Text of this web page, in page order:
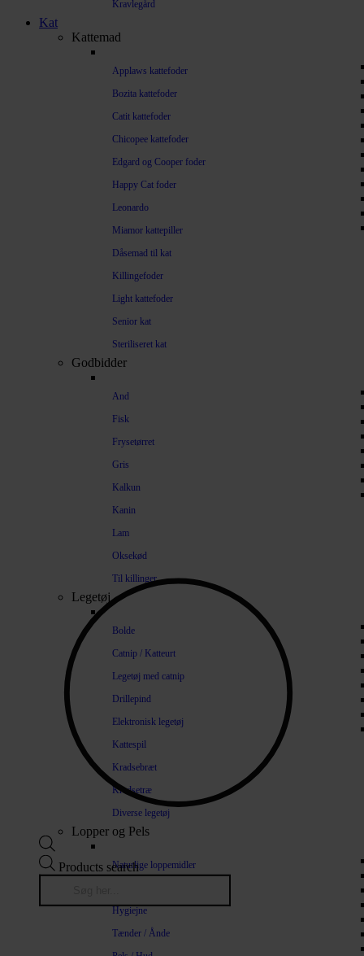
Kravlegård
Kat
Kattemad
Applaws kattefoder
Bozita kattefoder
Catit kattefoder
Chicopee kattefoder
Edgard og Cooper foder
Happy Cat foder
Leonardo
Miamor kattepiller
Dåsemad til kat
Killingefoder
Light kattefoder
Senior kat
Steriliseret kat
Godbidder
And
Fisk
Frysetørret
Gris
Kalkun
Kanin
Lam
Oksekød
Til killinger
Legetøj
Bolde
Catnip / Katteurt
Legetøj med catnip
Drillepind
Elektronisk legetøj
Kattespil
Kradsebræt
Kradsetræ
Diverse legetøj
Lopper og Pels
Naturlige loppemidler
Hygiejne
Tænder / Ånde
Products search